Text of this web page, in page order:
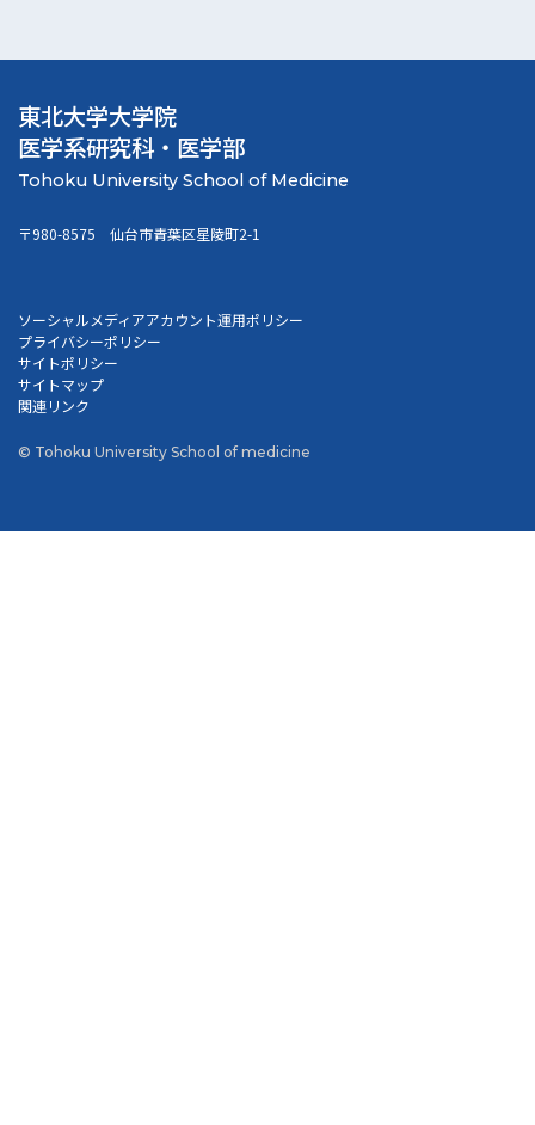
東北大学大学院
医学系研究科・医学部
〒980-8575 仙台市青葉区星陵町2-1
ソーシャルメディアアカウント運用ポリシー
プライバシーポリシー
サイトポリシー
サイトマップ
関連リンク
© Tohoku University School of medicine